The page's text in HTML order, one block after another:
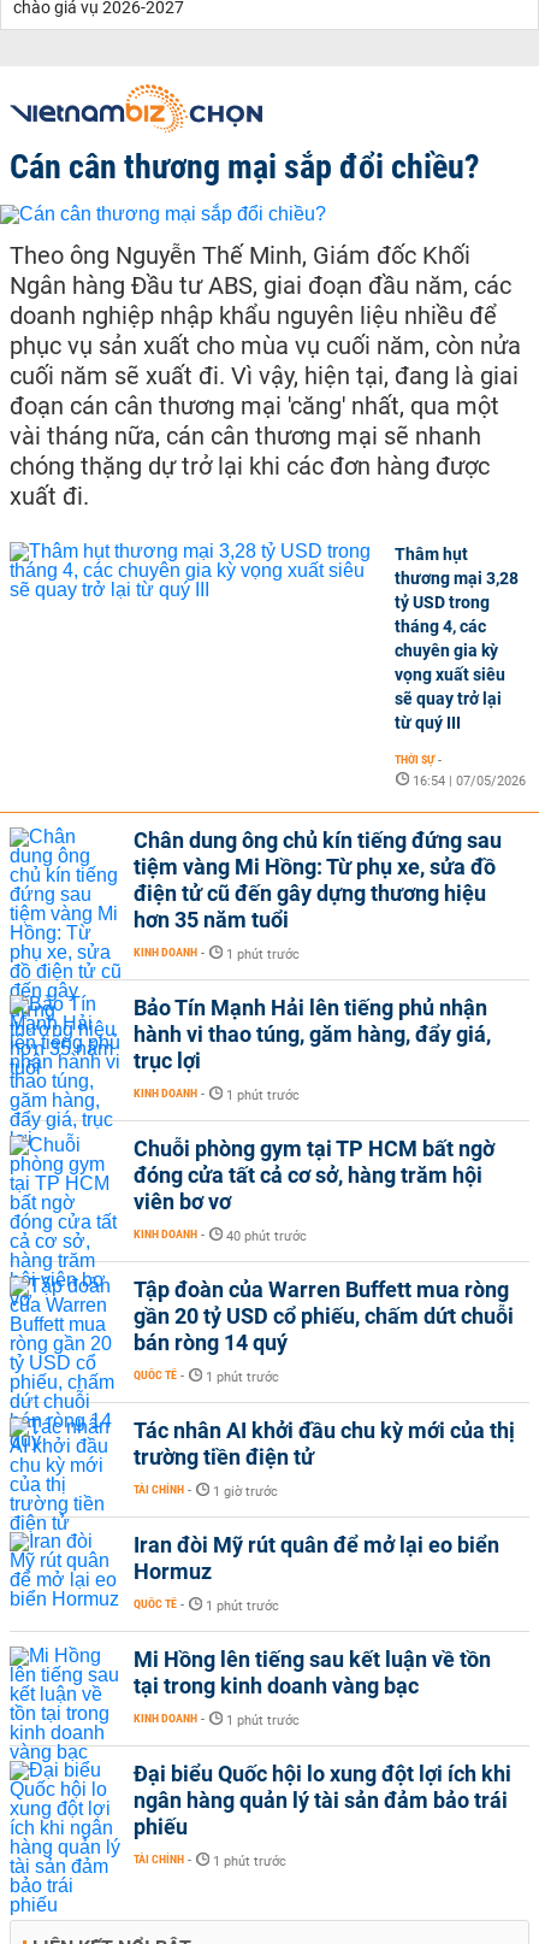
chào giá vụ 2026-2027
Cán cân thương mại sắp đổi chiều?
Theo ông Nguyễn Thế Minh, Giám đốc Khối
Ngân hàng Đầu tư ABS, giai đoạn đầu năm, các
doanh nghiệp nhập khẩu nguyên liệu nhiều để
phục vụ sản xuất cho mùa vụ cuối năm, còn nửa
cuối năm sẽ xuất đi. Vì vậy, hiện tại, đang là giai
đoạn cán cân thương mại 'căng' nhất, qua một
vài tháng nữa, cán cân thương mại sẽ nhanh
chóng thặng dự trở lại khi các đơn hàng được
xuất đi.
Thâm hụt
thương mại 3,28
tỷ USD trong
tháng 4, các
chuyên gia kỳ
vọng xuất siêu
sẽ quay trở lại
từ quý III
THỜI SỰ -
16:54 | 07/05/2026
Chân dung ông chủ kín tiếng đứng sau
tiệm vàng Mi Hồng: Từ phụ xe, sửa đồ
điện tử cũ đến gây dựng thương hiệu
hơn 35 năm tuổi
KINH DOANH - 1 phút trước
Bảo Tín Mạnh Hải lên tiếng phủ nhận
hành vi thao túng, găm hàng, đẩy giá,
trục lợi
KINH DOANH - 1 phút trước
Chuỗi phòng gym tại TP HCM bất ngờ
đóng cửa tất cả cơ sở, hàng trăm hội
viên bơ vơ
KINH DOANH - 40 phút trước
Tập đoàn của Warren Buffett mua ròng
gần 20 tỷ USD cổ phiếu, chấm dứt chuỗi
bán ròng 14 quý
QUỐC TẾ - 1 phút trước
Tác nhân AI khởi đầu chu kỳ mới của thị
trường tiền điện tử
TÀI CHÍNH - 1 giờ trước
Iran đòi Mỹ rút quân để mở lại eo biển
Hormuz
QUỐC TẾ - 1 phút trước
Mi Hồng lên tiếng sau kết luận về tồn
tại trong kinh doanh vàng bạc
KINH DOANH - 1 phút trước
Đại biểu Quốc hội lo xung đột lợi ích khi
ngân hàng quản lý tài sản đảm bảo trái
phiếu
TÀI CHÍNH - 1 phút trước